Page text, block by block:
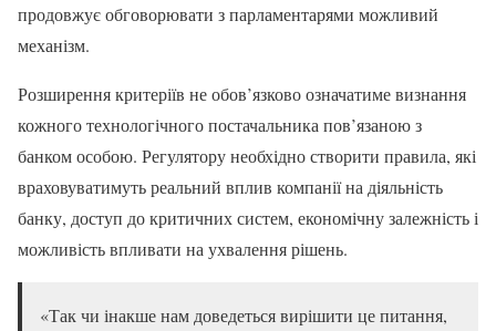
продовжує обговорювати з парламентарями можливий
механізм.
Розширення критеріїв не обов’язково означатиме визнання
кожного технологічного постачальника пов’язаною з
банком особою. Регулятору необхідно створити правила, які
враховуватимуть реальний вплив компанії на діяльність
банку, доступ до критичних систем, економічну залежність і
можливість впливати на ухвалення рішень.
«Так чи інакше нам доведеться вирішити це питання,